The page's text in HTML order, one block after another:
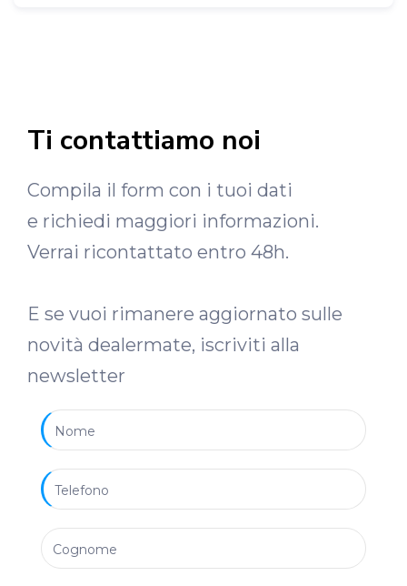
Ti contattiamo noi
Compila il form con i tuoi dati
e richiedi maggiori informazioni.
Verrai ricontattato entro 48h.
E se vuoi rimanere aggiornato sulle
novità dealermate, iscriviti alla
newsletter